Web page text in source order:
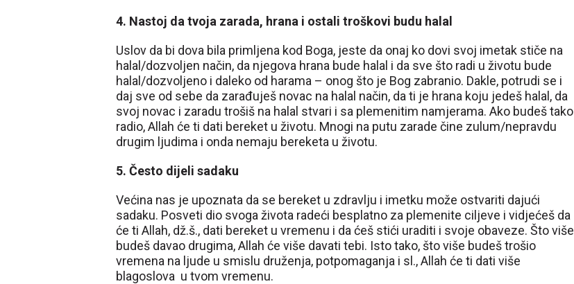
4. Nastoj da tvoja zarada, hrana i ostali troškovi budu halal
Uslov da bi dova bila primljena kod Boga, jeste da onaj ko dovi svoj imetak stiče na
halal/dozvoljen način, da njegova hrana bude halal i da sve što radi u životu bude
halal/dozvoljeno i daleko od harama – onog što je Bog zabranio. Dakle, potrudi se i
daj sve od sebe da zarađuješ novac na halal način, da ti je hrana koju jedeš halal, da
svoj novac i zaradu trošiš na halal stvari i sa plemenitim namjerama. Ako budeš tako
radio, Allah će ti dati bereket u životu. Mnogi na putu zarade čine zulum/nepravdu
drugim ljudima i onda nemaju bereketa u životu.
5. Često dijeli sadaku
Većina nas je upoznata da se bereket u zdravlju i imetku može ostvariti dajući
sadaku. Posveti dio svoga života radeći besplatno za plemenite ciljeve i vidjećeš da
će ti Allah, dž.š., dati bereket u vremenu i da ćeš stići uraditi i svoje obaveze. Što više
budeš davao drugima, Allah će više davati tebi. Isto tako, što više budeš trošio
vremena na ljude u smislu druženja, potpomaganja i sl., Allah će ti dati više
blagoslova u tvom vremenu.